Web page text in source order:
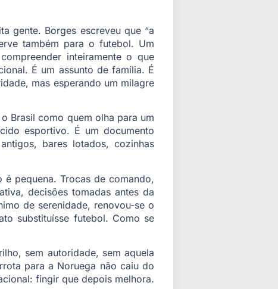
gente. Borges escreveu que “a
também para o futebol. Um
inteiramente o que
É um assunto de família. É
mas esperando um milagre
Brasil como quem olha para um
esportivo. É um documento
bares lotados, cozinhas
pequena. Trocas de comando,
decisões tomadas antes da
de serenidade, renovou-se o
substituísse futebol. Como se
sem autoridade, sem aquela
para a Noruega não caiu do
fingir que depois melhora.